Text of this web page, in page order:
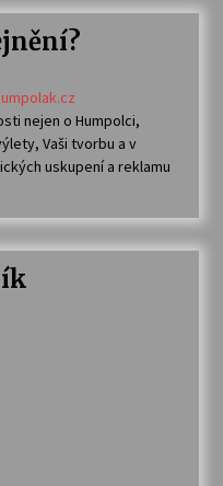
nejen o Humpolci,
Vaši tvorbu a v
uskupení a reklamu